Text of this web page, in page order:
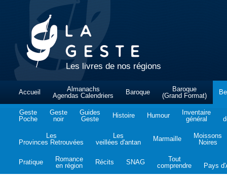
Les livres de nos régions
Accueil
Almanachs
Agendas Calendriers
Baroque
Baroque
(Grand Format)
Geste
Poche
Geste
noir
Guides
Geste
Histoire Humour
Inventaire
général
Les
Provinces Retrouvées
Les
veillées d'antan
Marmaille
Moissons
Noires
Pratique
Romance
en région
Récits SNAG
Tout
comprendre
Pays